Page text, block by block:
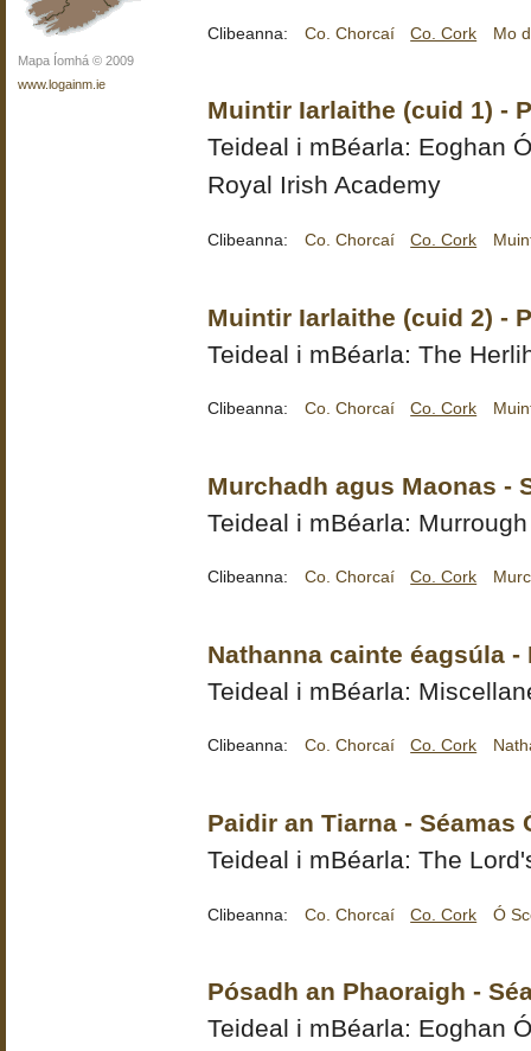
Mapa Íomhá © 2009
www.logainm.ie
Clibeanna: Co. Chorcaí Co. Cork Mo
Muintir Iarlaithe (cuid 1) -
Teideal i mBéarla: Eoghan
Royal Irish Academy
Clibeanna: Co. Chorcaí Co. Cork
Muintir Iarlaithe (cuid 2) -
Teideal i mBéarla: The
Clibeanna: Co. Chorcaí Co. Cork
Murchadh agus Maonas -
Teideal i mBéarla:
Clibeanna: Co. Chorcaí Co. Cork
Nathanna cainte éagsúla
Teideal i mBéarla:
Clibeanna: Co. Chorcaí Co. Cork
Paidir an Tiarna - Séamas
Teideal i mBéarla: The
Clibeanna: Co. Chorcaí Co. Cork Ó
Pósadh an Phaoraigh -
Teideal i mBéarla: Eoghan